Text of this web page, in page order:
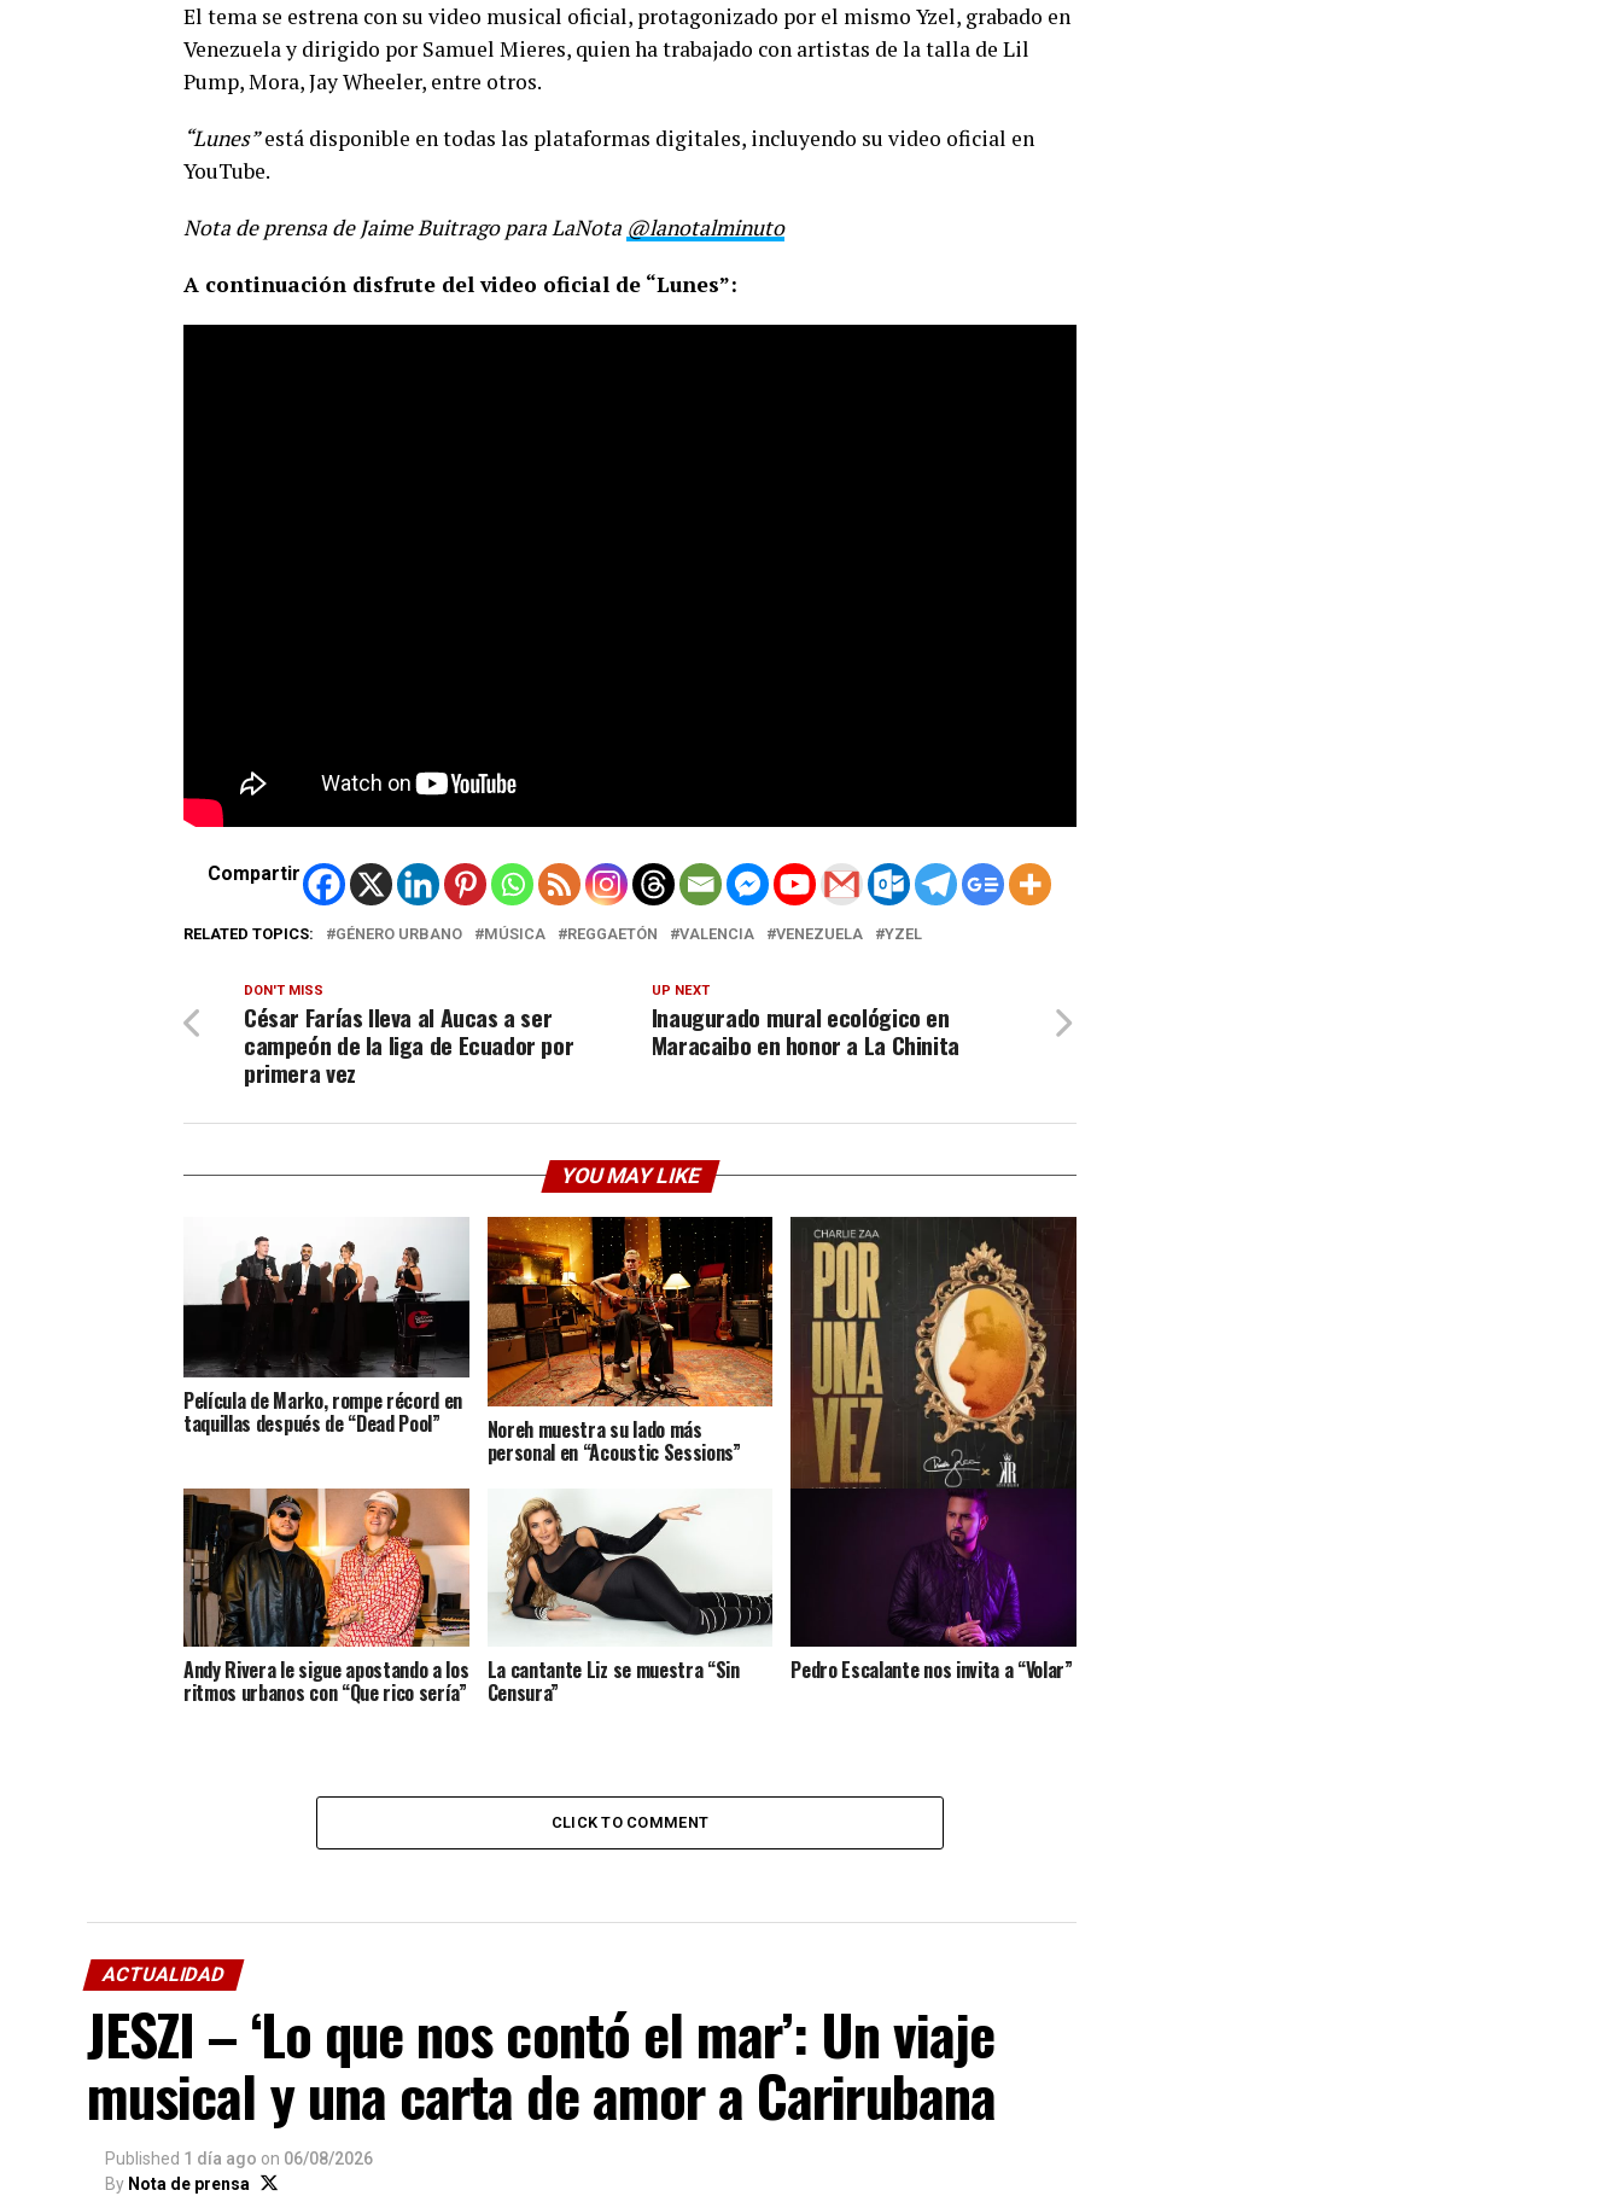
El tema se estrena con su video musical oficial, protagonizado por el mismo Yzel, grabado en
Venezuela y dirigido por Samuel Mieres, quien ha trabajado con artistas de la talla de Lil
Pump, Mora, Jay Wheeler, entre otros.
“Lunes”está disponible en todas las plataformas digitales, incluyendo su video oficial en
YouTube.
Nota de prensa de Jaime Buitrago para LaNota @lanotalminuto
A continuación disfrute del video oficial de “Lunes”:
Compartir
RELATED TOPICS: GÉNERO URBANO MÚSICA REGGAETÓN VALENCIA VENEZUELA YZEL
UP NEXT
Inaugurado mural ecológico en
Maracaibo en honor a La Chinita
DON'T MISS
César Farías lleva al Aucas a ser
campeón de la liga de Ecuador por
primera vez
YOU MAY LIKE
Película de Marko, rompe récord en
taquillas después de “Dead Pool” Noreh muestra su lado más
personal en “Acoustic Sessions”
Charlie Zaa regresa “Por una vez”
Andy Rivera le sigue apostando a los
ritmos urbanos con “Que rico sería”
La cantante Liz se muestra “Sin
Censura”
Pedro Escalante nos invita a “Volar”
CLICK TO COMMENT
ACTUALIDAD
JESZI – ‘Lo que nos contó el mar’: Un viaje
musical y una carta de amor a Carirubana
Published 1 día ago on 06/08/2026
By Nota de prensa